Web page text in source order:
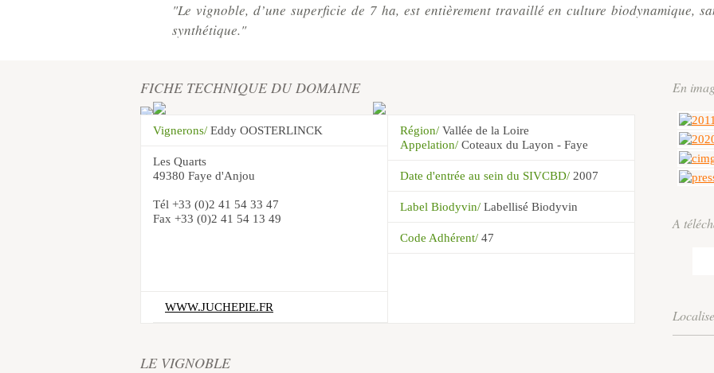
"Le vignoble, d’une superficie de 7 ha, est entièrement travaillé en culture biodynamique,
synthétique."
FICHE TECHNIQUE DU DOMAINE
Vignerons/ Eddy OOSTERLINCK
Les Quarts
49380 Faye d'Anjou
Tél +33 (0)2 41 54 33 47
Fax +33 (0)2 41 54 13 49
WWW.JUCHEPIE.FR
Région/ Vallée de la Loire
Appelation/ Coteaux du Layon - Faye
Date d'entrée au sein du SIVCBD/ 2007
Label Biodyvin/ Labellisé Biodyvin
Code Adhérent/ 47
LE VIGNOBLE
En
A